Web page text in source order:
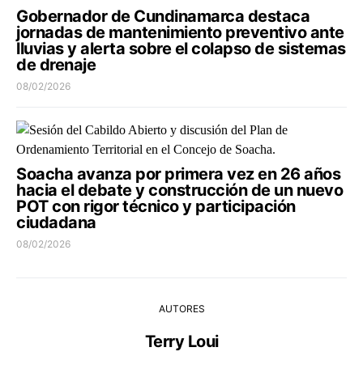
Gobernador de Cundinamarca destaca
jornadas de mantenimiento preventivo ante
lluvias y alerta sobre el colapso de sistemas
de drenaje
08/02/2026
Soacha avanza por primera vez en 26 años
hacia el debate y construcción de un nuevo
POT con rigor técnico y participación
ciudadana
08/02/2026
AUTORES
Terry Loui